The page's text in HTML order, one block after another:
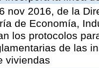
nov 2016, de la
de Economía,
los protocolos
de las
viviendas